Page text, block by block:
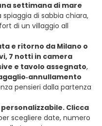
settimana di mare
spiaggia di sabbia chiara,
di un villaggio all
e ritorno da Milano o
7 notti in camera
e tavolo assegnato,
pensieri dalla partenza
Clicca
scegliere date, numero